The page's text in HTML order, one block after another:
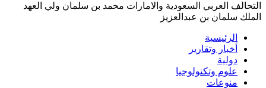
التحالف العربي السعودية والامارات محمد بن سلمان ولي العهد
الملك سلمان بن عبدالعزيز
الرئيسية
أخبار وتقارير
دولية
علوم وتكنولوجيا
منوعات